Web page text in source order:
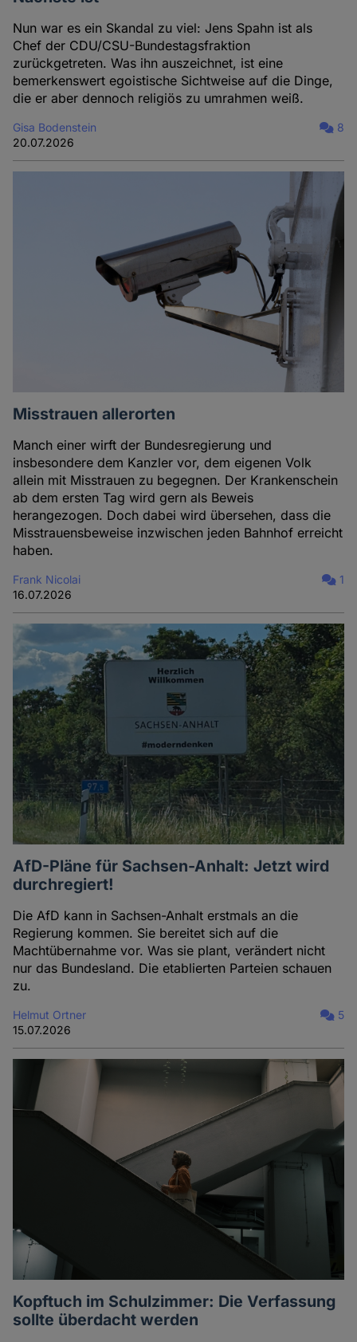
Nun war es ein Skandal zu viel: Jens Spahn ist als
Chef der CDU/CSU-Bundestagsfraktion
zurückgetreten. Was ihn auszeichnet, ist eine
bemerkenswert egoistische Sichtweise auf die Dinge,
die er aber dennoch religiös zu umrahmen weiß.
Gisa Bodenstein
20.07.2026
8
Misstrauen allerorten
Manch einer wirft der Bundesregierung und
insbesondere dem Kanzler vor, dem eigenen Volk
allein mit Misstrauen zu begegnen. Der Krankenschein
ab dem ersten Tag wird gern als Beweis
herangezogen. Doch dabei wird übersehen, dass die
Misstrauensbeweise inzwischen jeden Bahnhof erreicht
haben.
Frank Nicolai
16.07.2026
1
AfD-Pläne für Sachsen-Anhalt: Jetzt wird
durchregiert!
Die AfD kann in Sachsen-Anhalt erstmals an die
Regierung kommen. Sie bereitet sich auf die
Machtübernahme vor. Was sie plant, verändert nicht
nur das Bundesland. Die etablierten Parteien schauen
zu.
Helmut Ortner
15.07.2026
5
Kopftuch im Schulzimmer: Die Verfassung
sollte überdacht werden